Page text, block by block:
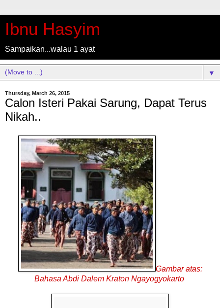
Ibnu Hasyim
Sampaikan...walau 1 ayat
▼
Thursday, March 26, 2015
Calon Isteri Pakai Sarung, Dapat Terus
Nikah..
Gambar atas:
Bahasa Abdi Dalem Kraton Ngayogyokarto